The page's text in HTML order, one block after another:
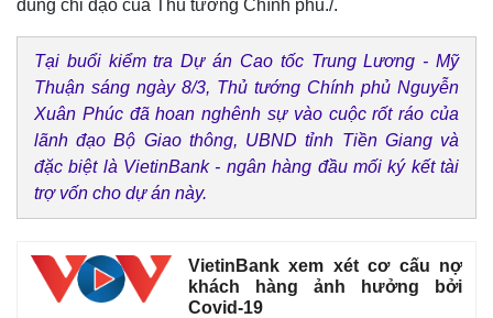
đúng chỉ đạo của Thủ tướng Chính phủ./.
Tại buổi kiểm tra Dự án Cao tốc Trung Lương - Mỹ
Thuận sáng ngày 8/3, Thủ tướng Chính phủ Nguyễn
Xuân Phúc đã hoan nghênh sự vào cuộc rốt ráo của
lãnh đạo Bộ Giao thông, UBND tỉnh Tiền Giang và
đặc biệt là VietinBank - ngân hàng đầu mối ký kết tài
trợ vốn cho dự án này.
VietinBank xem xét cơ cấu nợ
khách hàng ảnh hưởng bởi
Covid-19